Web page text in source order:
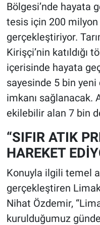
Bölgesi’nde hayata
tesis için 200 milyon
gerçekleştiriyor.
Kirişçi’nin katıldığı
içerisinde hayata
sayesinde 5 bin
imkanı sağlanacak.
ekilebilir alan 7 bin
“SIFIR ATIK
HAREKET
Konuyla ilgili temel
gerçekleştiren
Nihat Özdemir,
kurulduğumuz